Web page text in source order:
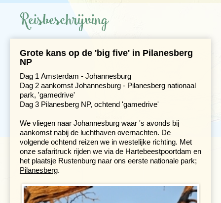
Reisbeschrijving
Grote kans op de 'big five' in Pilanesberg
NP
Dag 1 Amsterdam - Johannesburg
Dag 2 aankomst Johannesburg - Pilanesberg nationaal
park, 'gamedrive'
Dag 3 Pilanesberg NP, ochtend 'gamedrive'
We vliegen naar Johannesburg waar 's avonds bij
aankomst nabij de luchthaven overnachten. De
volgende ochtend reizen we in westelijke richting. Met
onze safaritruck rijden we via de Hartebeestpoortdam en
het plaatsje Rustenburg naar ons eerste nationale park;
Pilanesberg.